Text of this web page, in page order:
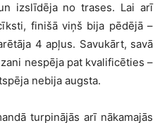
izslīdēja no trases. Lai arī
finišā viņš bija pēdējā –
4 apļus. Savukārt, savā
nespēja pat kvalificēties –
nebija augsta.
turpinājās arī nākamajās